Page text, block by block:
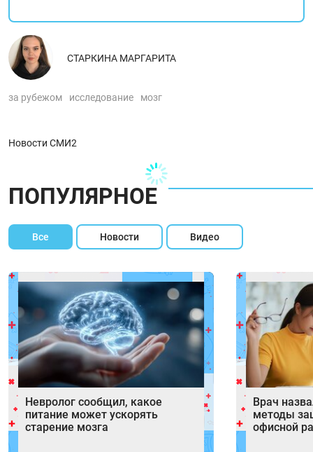
СТАРКИНА МАРГАРИТА
за рубежом исследование мозг
Новости СМИ2
ПОПУЛЯРНОЕ
Все Новости Видео
Невролог сообщил, какое
питание может ускорять
старение мозга
Врач
методы
офисной